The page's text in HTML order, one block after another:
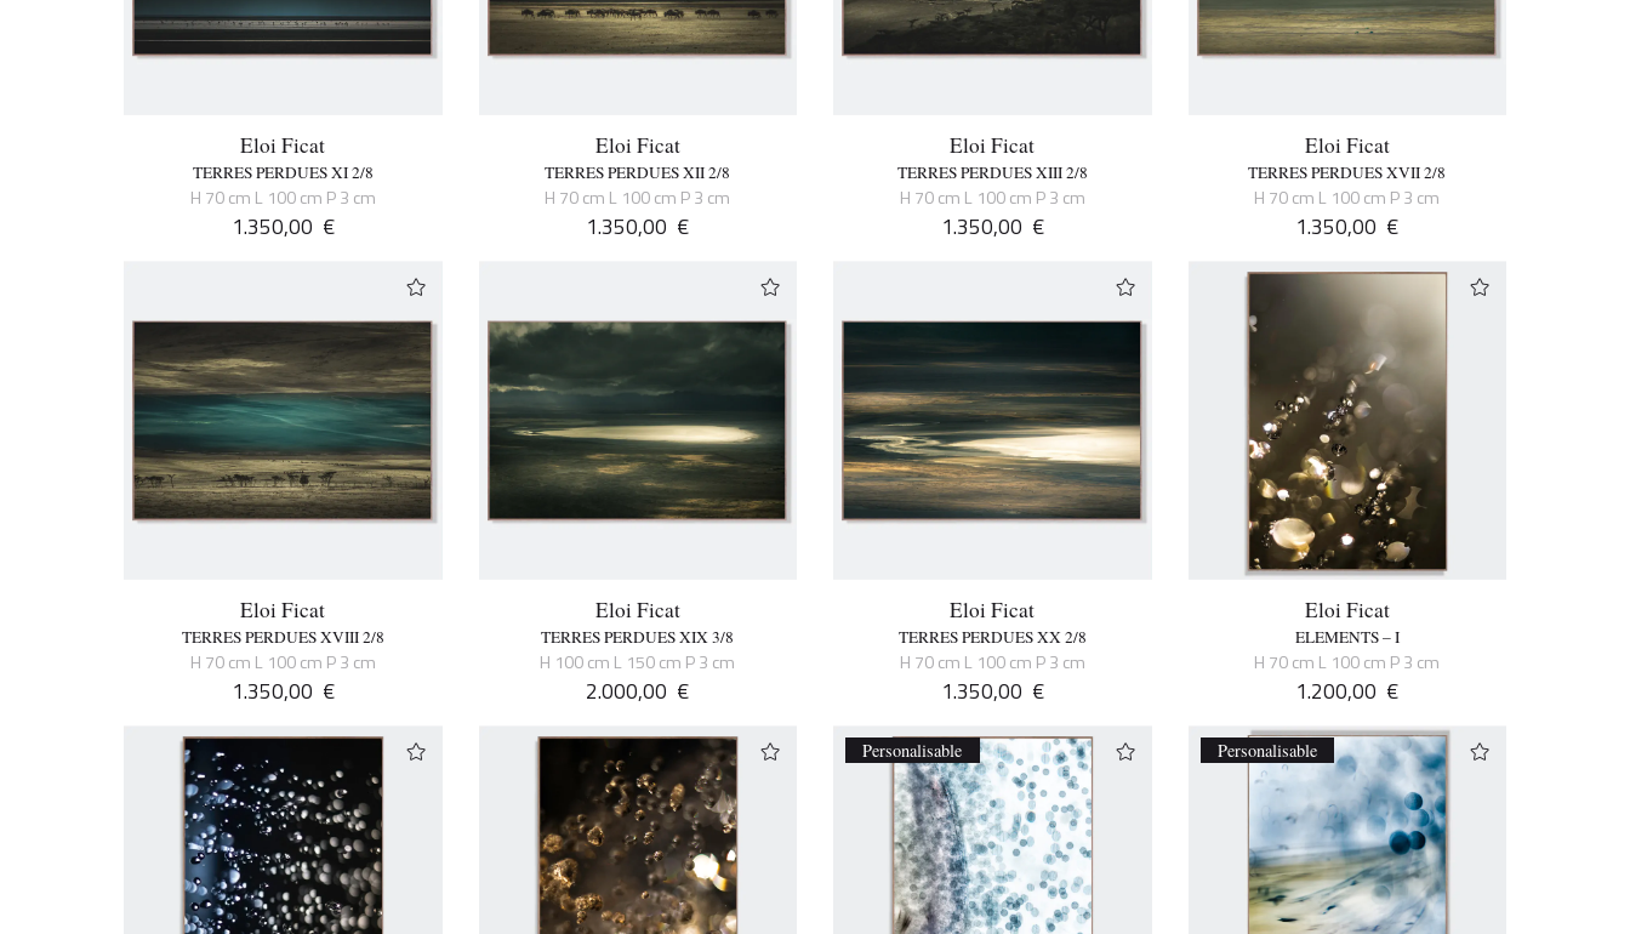
Eloi Ficat
TERRES PERDUES XI 2/8
H 70 cm L 100 cm P 3 cm
1.350,00 €
Eloi Ficat
TERRES PERDUES XII 2/8
H 70 cm L 100 cm P 3 cm
1.350,00 €
Eloi Ficat
TERRES PERDUES XIII 2/8
H 70 cm L 100 cm P 3 cm
1.350,00 €
Eloi Ficat
TERRES PERDUES XVII 2/8
H 70 cm L 100 cm P 3 cm
1.350,00 €
Eloi Ficat
TERRES PERDUES XVIII 2/8
H 70 cm L 100 cm P 3 cm
1.350,00 €
Eloi Ficat
TERRES PERDUES XIX 3/8
H 100 cm L 150 cm P 3 cm
2.000,00 €
Eloi Ficat
TERRES PERDUES XX 2/8
H 70 cm L 100 cm P 3 cm
1.350,00 €
Eloi Ficat
ELEMENTS – I
H 70 cm L 100 cm P 3 cm
1.200,00 €
Personalisable Personalisable